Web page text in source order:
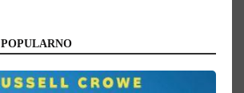
POPULARNO